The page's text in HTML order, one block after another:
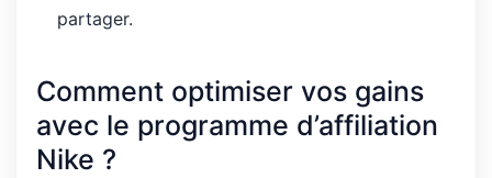
partager.
Comment optimiser vos gains
avec le programme d’affiliation
Nike ?